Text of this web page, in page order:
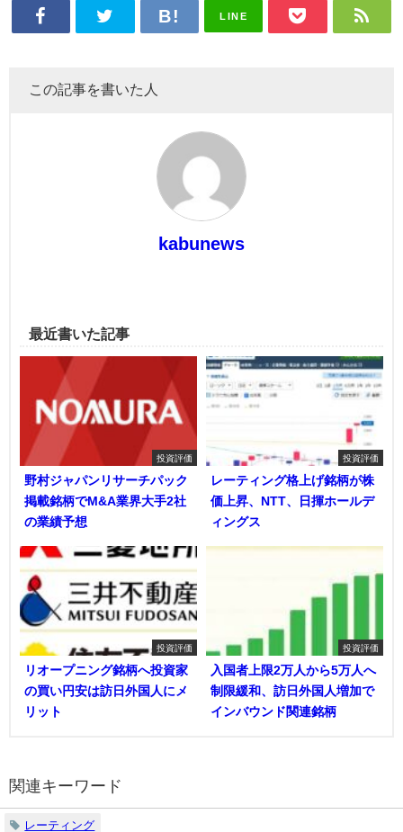
LINE
この記事を書いた人
kabunews
最近書いた記事
投資評価
野村ジャパンリサーチパック
掲載銘柄でM&A業界大手2社
の業績予想
投資評価
レーティング格上げ銘柄が株
価上昇、NTT、日揮ホールデ
ィングス
投資評価
リオープニング銘柄へ投資家
の買い円安は訪日外国人にメ
リット
投資評価
入国者上限2万人から5万人へ
制限緩和、訪日外国人増加で
インバウンド関連銘柄
関連キーワード
レーティング